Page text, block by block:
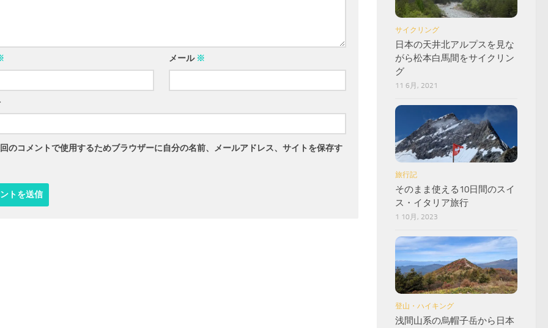
メール ※
のコメントで使用するためブラウザーに自分の名前、メールアドレス、サイトを保存す
サイクリング
日本の天井北アルプスを見な
がら松本白馬間をサイクリン
グ
11 6月, 2021
旅行記
そのまま使える10日間のスイ
ス・イタリア旅行
1 10月, 2023
登山・ハイキング
浅間山系の烏帽子岳から日本